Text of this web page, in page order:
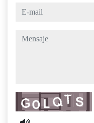
e-mail
mensaje
Captcha